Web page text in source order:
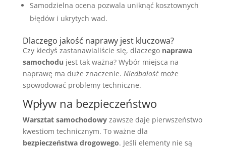
Samodzielna ocena pozwala uniknąć kosztownych
błędów i ukrytych wad.
Dlaczego jakość naprawy jest kluczowa?
Czy kiedyś zastanawialiście się, dlaczego naprawa
samochodu jest tak ważna? Wybór miejsca na
naprawę ma duże znaczenie. Niedbałośćmoże
spowodować problemy techniczne.
Wpływ na bezpieczeństwo
Warsztat samochodowyzawsze daje pierwszeństwo
kwestiom technicznym. To ważne dla
bezpieczeństwa drogowego. Jeśli elementy nie są